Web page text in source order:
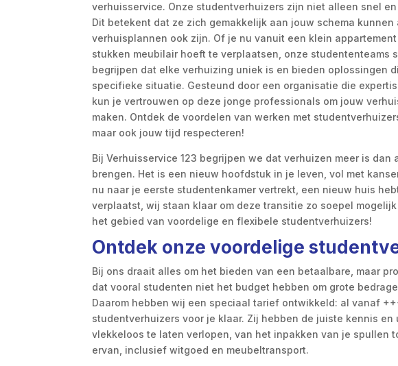
verhuisservice. Onze studentverhuizers zijn niet alleen snel
Dit betekent dat ze zich gemakkelijk aan jouw schema
verhuisplannen ook zijn. Of je nu vanuit een klein
stukken meubilair hoeft te verplaatsen, onze studententeams
begrijpen dat elke verhuizing uniek is en bieden oplossingen
specifieke situatie. Gesteund door een organisatie die
kun je vertrouwen op deze jonge professionals om jouw
maken. Ontdek de voordelen van werken met
maar ook jouw tijd respecteren!
Bij Verhuisservice 123 begrijpen we dat verhuizen meer is dan
brengen. Het is een nieuw hoofdstuk in je leven, vol met
nu naar je eerste studentenkamer vertrekt, een nieuw huis
verplaatst, wij staan klaar om deze transitie zo soepel
het gebied van voordelige en flexibele studentverhuizers!
Ontdek onze voordelige
Bij ons draait alles om het bieden van een betaalbare, maar
dat vooral studenten niet het budget hebben om grote
Daarom hebben wij een speciaal tarief ontwikkeld: al vanaf
studentverhuizers voor je klaar. Zij hebben de juiste kennis
vlekkeloos te laten verlopen, van het inpakken van je spullen
ervan, inclusief witgoed en meubeltransport.